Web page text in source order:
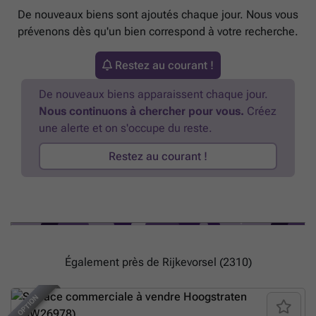
De nouveaux biens sont ajoutés chaque jour. Nous vous
prévenons dès qu'un bien correspond à votre recherche.
Restez au courant !
De nouveaux biens apparaissent chaque jour.
Nous continuons à chercher pour vous. Créez
une alerte et on s'occupe du reste.
Restez au courant !
Également près de Rijkevorsel (2310)
OPTION